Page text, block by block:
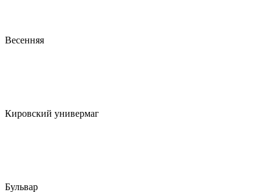
Весенняя
Кировский универмаг
Бульвар